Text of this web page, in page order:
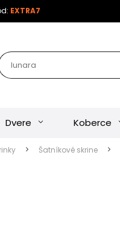
EXTRA7
Dvere Koberce
Šatníkové skrine